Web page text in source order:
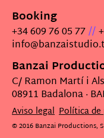
Booking
+34 609 76 05 77//
Banzai
C/ Ramon Martí i
08911 Badalona ·
Aviso legal Política de
© 2016 Banzai Productions,